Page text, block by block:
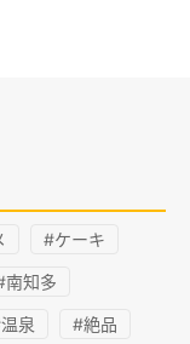
#ケーキ
南知多
泉 #絶品